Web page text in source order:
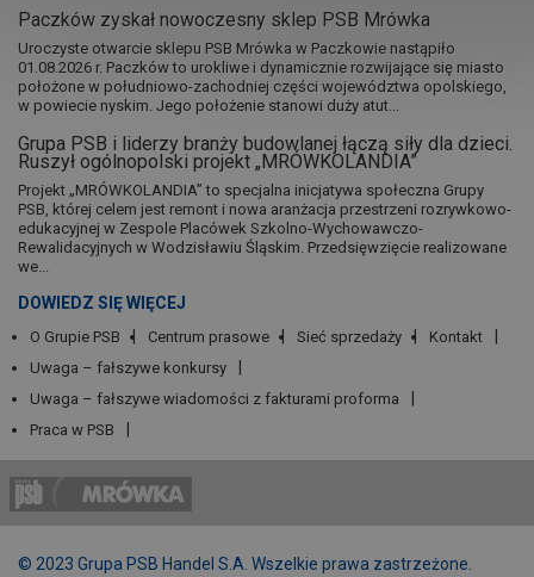
Paczków zyskał nowoczesny sklep PSB Mrówka
Uroczyste otwarcie sklepu PSB Mrówka w Paczkowie nastąpiło
01.08.2026 r. Paczków to urokliwe i dynamicznie rozwijające się miasto
położone w południowo-zachodniej części województwa opolskiego,
w powiecie nyskim. Jego położenie stanowi duży atut...
Grupa PSB i liderzy branży budowlanej łączą siły dla dzieci.
Ruszył ogólnopolski projekt „MRÓWKOLANDIA”
Projekt „MRÓWKOLANDIA” to specjalna inicjatywa społeczna Grupy
PSB, której celem jest remont i nowa aranżacja przestrzeni rozrywkowo-
edukacyjnej w Zespole Placówek Szkolno-Wychowawczo-
Rewalidacyjnych w Wodzisławiu Śląskim. Przedsięwzięcie realizowane
we...
DOWIEDZ SIĘ WIĘCEJ
O Grupie PSB Centrum prasowe Sieć sprzedaży
Kontakt
Uwaga – fałszywe konkursy
Uwaga – fałszywe wiadomości z fakturami proforma
Praca w PSB
© 2023 Grupa PSB Handel S.A. Wszelkie prawa zastrzeżone.